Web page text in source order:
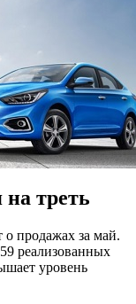
треть
о продажах за май.
реализованных
уровень